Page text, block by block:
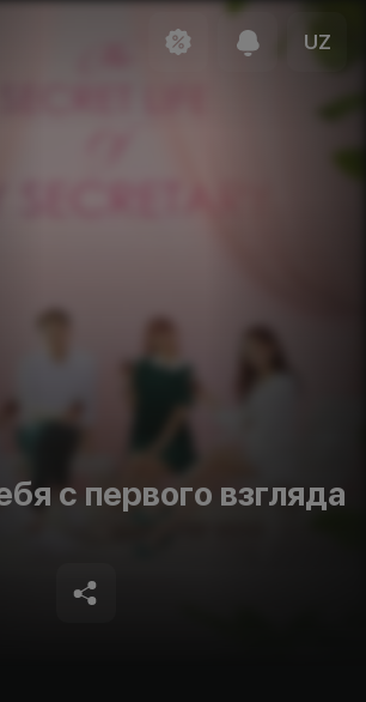
UZ
с первого взгляда